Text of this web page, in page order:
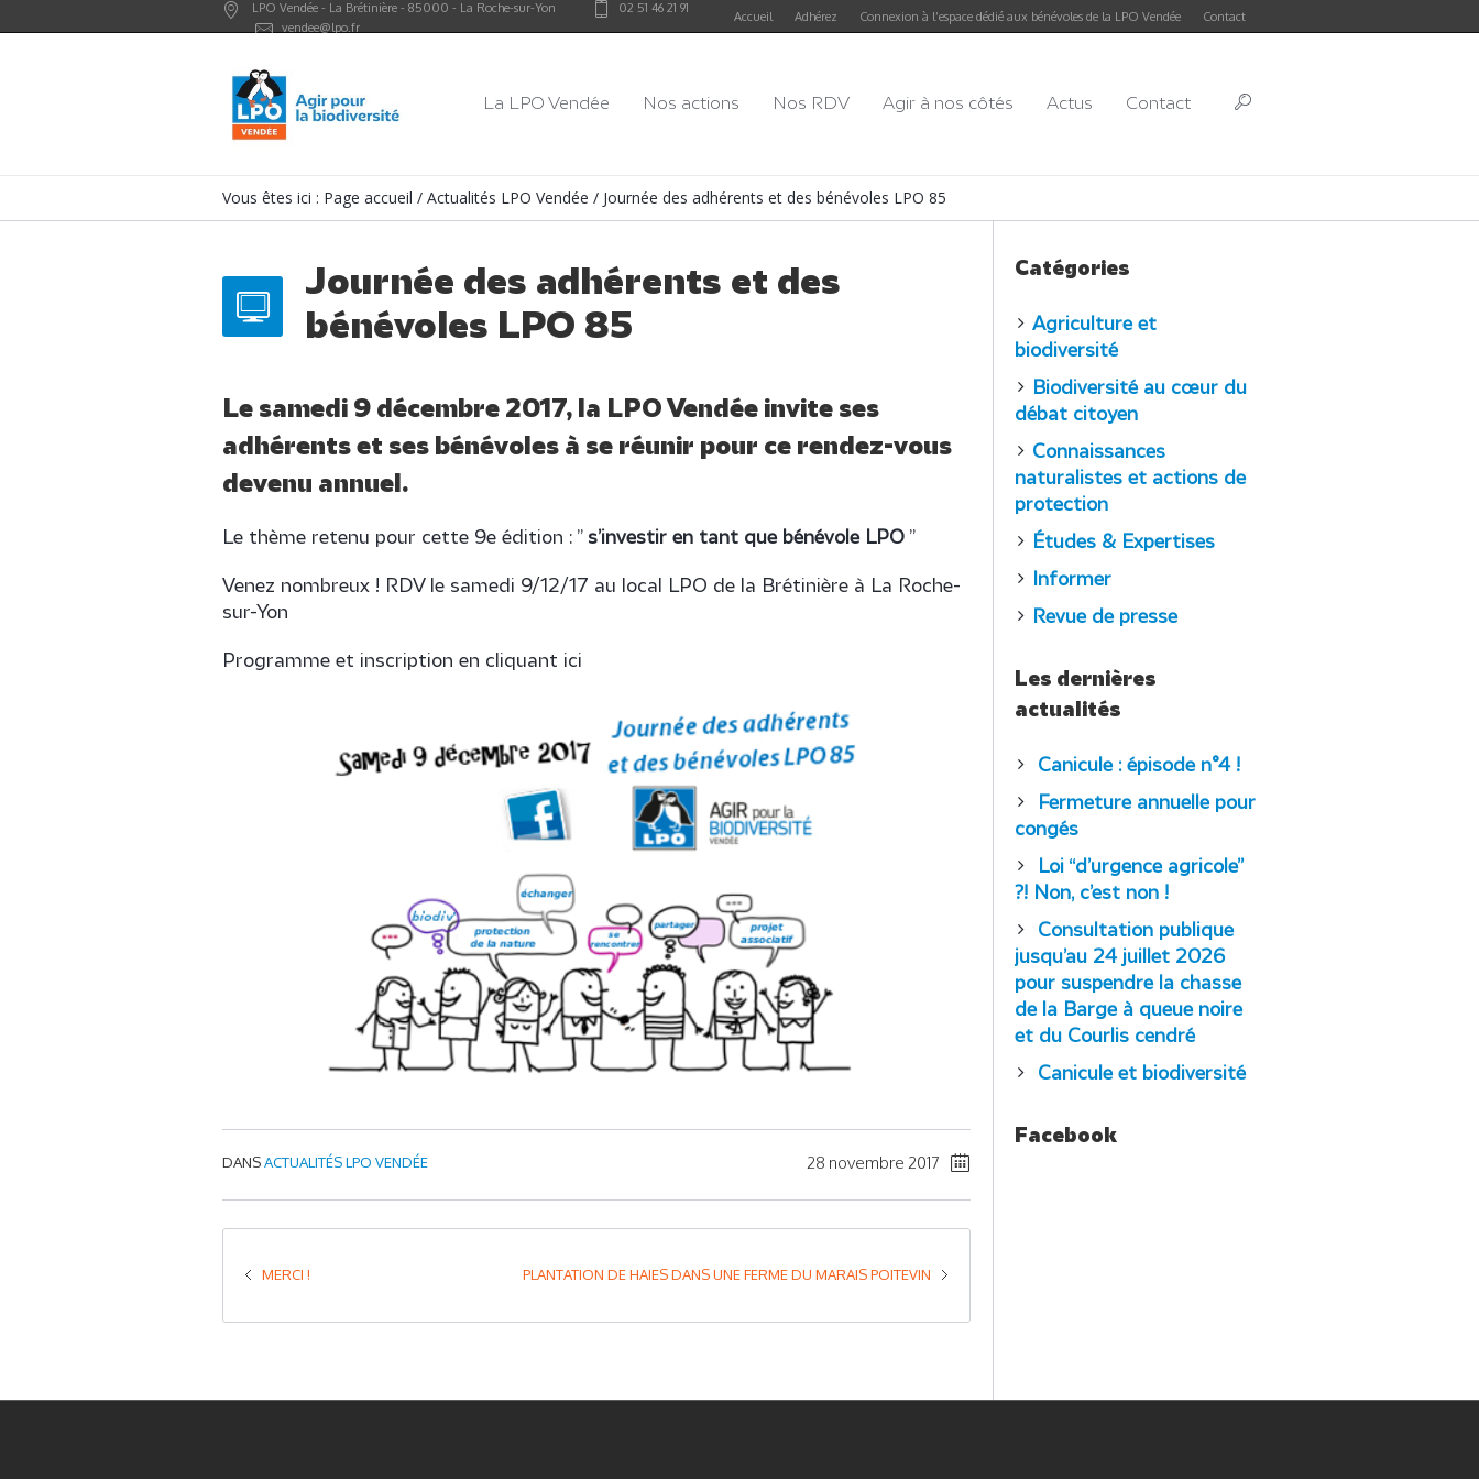
Accueil Adhérez Connexion à l’espace dédié aux bénévoles de la LPO Vendée Contact
LPO Vendée - La Brétinière - 85000 - La Roche-sur-Yon
02 51 46 21 91
vendee@lpo.fr
La LPO Vendée Nos actions Nos RDV Agir à nos côtés Actus Contact
Vous êtes ici : Page accueil / Actualités LPO Vendée / Journée des adhérents et des bénévoles LPO 85
Journée des adhérents et des
bénévoles LPO 85
Le samedi 9 décembre 2017, la LPO Vendée invite ses
adhérents et ses bénévoles à se réunir pour ce rendez-vous
devenu annuel.
Le thème retenu pour cette 9e édition : ” s’investir en tant que bénévole LPO ”
Venez nombreux ! RDV le samedi 9/12/17 au local LPO de la Brétinière à La Roche-
sur-Yon
Programme et inscription en cliquant ici
28 novembre 2017
DANSACTUALITÉS LPO VENDÉE
PLANTATION DE HAIES DANS UNE FERME DU MARAIS POITEVIN
MERCI !
Catégories
Agriculture et
biodiversité
Biodiversité au cœur du
débat citoyen
Connaissances
naturalistes et actions de
protection
Études & Expertises
Informer
Revue de presse
Les dernières
actualités
Canicule : épisode n°4 !
Fermeture annuelle pour
congés
Loi “d’urgence agricole”
?! Non, c’est non !
Consultation publique
jusqu’au 24 juillet 2026
pour suspendre la chasse
de la Barge à queue noire
et du Courlis cendré
Canicule et biodiversité
Facebook